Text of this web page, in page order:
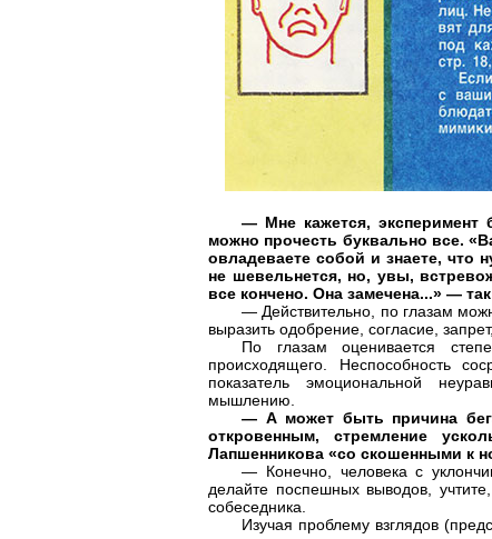
— Мне кажется,
можно прочесть буквально все.
овладеваете собой и знаете, что
не шевельнется, но, увы,
все кончено. Она замечена...» —
— Действительно, по глазам
выразить одобрение, согласие,
По глазам оценивается
происходящего. Неспособность
показатель эмоциональной
мышлению.
— А может быть причина
откровенным, стремление
Лапшенникова «со скошенными к
— Конечно, человека с
делайте поспешных выводов,
собеседника.
Изучая проблему взглядов